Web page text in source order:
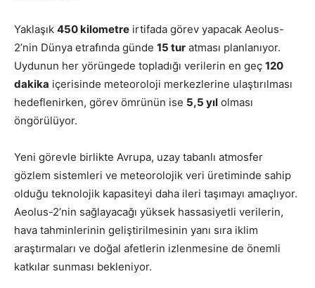
Yaklaşık 450 kilometre irtifada görev yapacak Aeolus-
2’nin Dünya etrafında günde 15 tur atması planlanıyor.
Uydunun her yörüngede topladığı verilerin en geç 120
dakika içerisinde meteoroloji merkezlerine ulaştırılması
hedeflenirken, görev ömrünün ise 5,5 yıl olması
öngörülüyor.
Yeni görevle birlikte Avrupa, uzay tabanlı atmosfer
gözlem sistemleri ve meteorolojik veri üretiminde sahip
olduğu teknolojik kapasiteyi daha ileri taşımayı amaçlıyor.
Aeolus-2’nin sağlayacağı yüksek hassasiyetli verilerin,
hava tahminlerinin geliştirilmesinin yanı sıra iklim
araştırmaları ve doğal afetlerin izlenmesine de önemli
katkılar sunması bekleniyor.